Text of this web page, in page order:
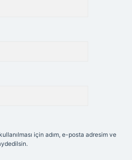
için adım, e-posta adresim ve